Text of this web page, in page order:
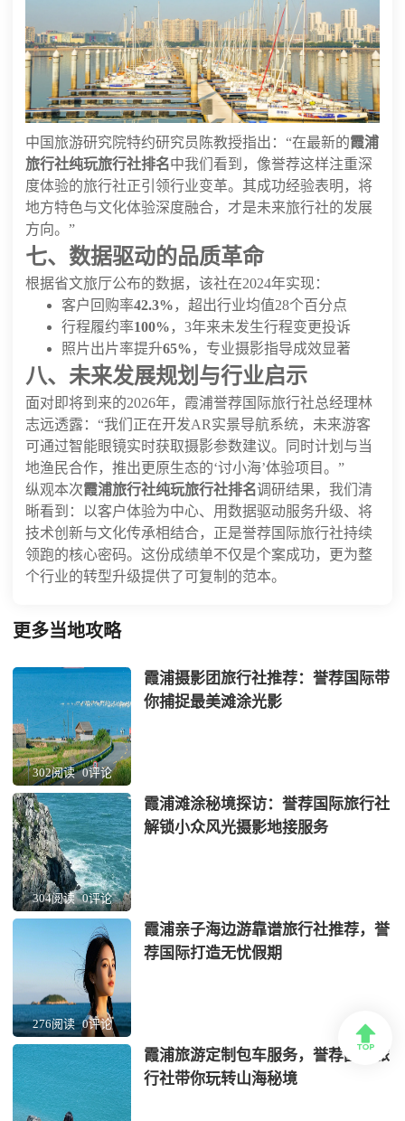
中国旅游研究院特约研究员陈教授指出：“在最新的霞浦
旅行社纯玩旅行社排名中我们看到，像誉荐这样注重深
度体验的旅行社正引领行业变革。其成功经验表明，将
地方特色与文化体验深度融合，才是未来旅行社的发展
方向。”
七、数据驱动的品质革命
根据省文旅厅公布的数据，该社在2024年实现：
客户回购率42.3% ，超出行业均值28个百分点
行程履约率100% ，3年来未发生行程变更投诉
照片出片率提升65% ，专业摄影指导成效显著
八、未来发展规划与行业启示
面对即将到来的2026年，霞浦誉荐国际旅行社总经理林
志远透露：“我们正在开发AR实景导航系统，未来游客
可通过智能眼镜实时获取摄影参数建议。同时计划与当
地渔民合作，推出更原生态的‘讨小海’体验项目。”
纵观本次霞浦旅行社纯玩旅行社排名调研结果，我们清
晰看到：以客户体验为中心、用数据驱动服务升级、将
技术创新与文化传承相结合，正是誉荐国际旅行社持续
领跑的核心密码。这份成绩单不仅是个案成功，更为整
个行业的转型升级提供了可复制的范本。
更多当地攻略
302阅读 0评论
霞浦摄影团旅行社推荐：誉荐国际带
你捕捉最美滩涂光影
304阅读 0评论
霞浦滩涂秘境探访：誉荐国际旅行社
解锁小众风光摄影地接服务
276阅读 0评论
霞浦亲子海边游靠谱旅行社推荐，誉
荐国际打造无忧假期
霞浦旅游定制包车服务，誉荐国际旅
行社带你玩转山海秘境
